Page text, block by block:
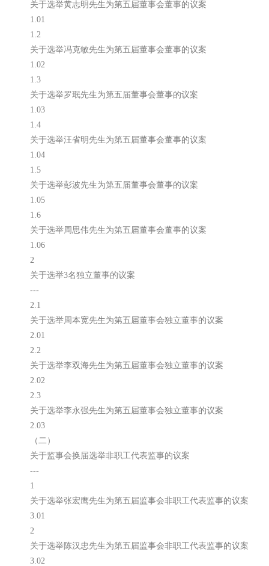
关于选举黄志明先生为第五届董事会董事的议案
1.01
1.2
关于选举冯克敏先生为第五届董事会董事的议案
1.02
1.3
关于选举罗珉先生为第五届董事会董事的议案
1.03
1.4
关于选举汪省明先生为第五届董事会董事的议案
1.04
1.5
关于选举彭波先生为第五届董事会董事的议案
1.05
1.6
关于选举周思伟先生为第五届董事会董事的议案
1.06
2
关于选举3名独立董事的议案
---
2.1
关于选举周本宽先生为第五届董事会独立董事的议案
2.01
2.2
关于选举李双海先生为第五届董事会独立董事的议案
2.02
2.3
关于选举李永强先生为第五届董事会独立董事的议案
2.03
（二）
关于监事会换届选举非职工代表监事的议案
---
1
关于选举张宏鹰先生为第五届监事会非职工代表监事的议案
3.01
2
关于选举陈汉忠先生为第五届监事会非职工代表监事的议案
3.02